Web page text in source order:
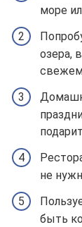
море
озера,
свежем
не
быть